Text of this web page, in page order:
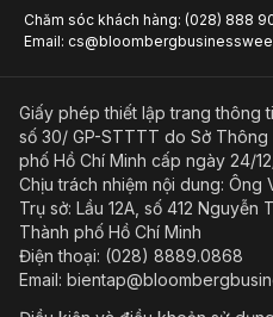
Chăm sóc khách hàng: (028) 888
Email:
Giấy phép thiết lập trang thông
số 30/ GP-STTTT do Sở
phố Hồ Chí Minh cấp ngày 24/
Chịu trách nhiệm nội dung: Ông
Trụ sở: Lầu 12A, số 412 Nguyễn
Thành phố Hồ Chí Minh
Điện thoại: (028) 8889.0868
Email: